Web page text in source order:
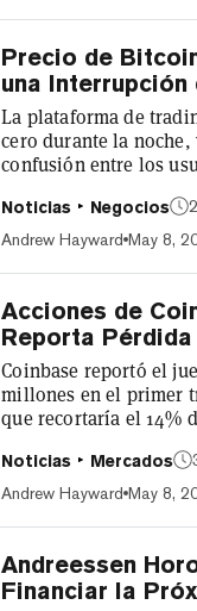
Precio de
una
La plataforma de
cero durante la
confusión entre los
el jueves por la
52 semanas en $0,02.
Noticias Negocios
Andrew Hayward May 8,
Acciones de
Reporta
Coinbase reportó el
millones en el primer
que recortaría el 14%
millones en el primer
Los ingresos por
Noticias Mercados
Andrew Hayward May 8,
Andreessen
Financiar la